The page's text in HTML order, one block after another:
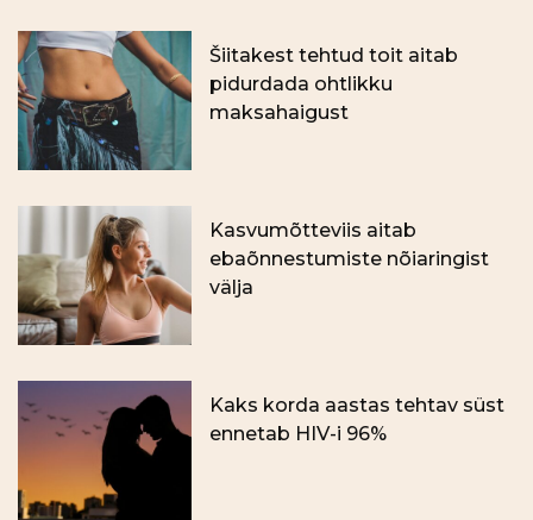
Šiitakest tehtud toit aitab
pidurdada ohtlikku
maksahaigust
Kasvumõtteviis aitab
ebaõnnestumiste nõiaringist
välja
Kaks korda aastas tehtav süst
ennetab HIV-i 96%